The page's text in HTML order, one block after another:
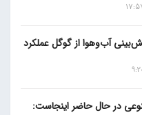
آب‌و‌هوا از گوگل عملکرد
در حال حاضر اینجاست: